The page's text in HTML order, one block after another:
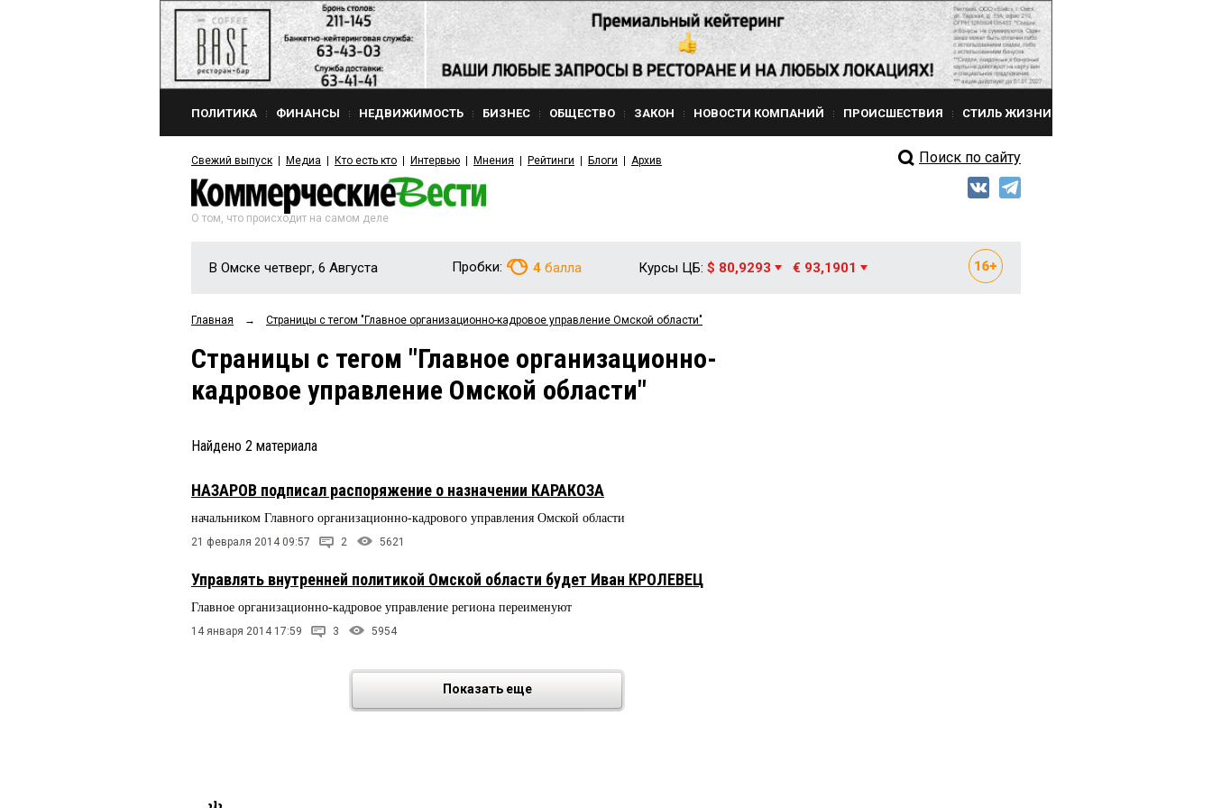
ПОЛИТИКА ФИНАНСЫ НЕДВИЖИМОСТЬ БИЗНЕС ОБЩЕСТВО ЗАКОН НОВОСТИ КОМПАНИЙ ПРОИСШЕСТВИЯ СТИЛЬ ЖИЗНИ
Свежий выпуск Медиа Кто есть кто Интервью Мнения Рейтинги Блоги Архив Поиск по сайту
О том, что происходит на самом деле
В Омске четверг, 6 Августа Пробки: 4 балла Курсы ЦБ: $ 80,9293 € 93,1901
Главная → Страницы c тегом "Главное организационно-кадровое управление Омской области"
Страницы c тегом "Главное организационно-
кадровое управление Омской области"
Найдено 2 материала
НАЗАРОВ подписал распоряжение о назначении КАРАКОЗА
начальником Главного организационно-кадрового управления Омской области
21 февраля 2014 09:57 2 5621
Управлять внутренней политикой Омской области будет Иван КРОЛЕВЕЦ
Главное организационно-кадровое управление региона переименуют
14 января 2014 17:59 3 5954
Показать еще